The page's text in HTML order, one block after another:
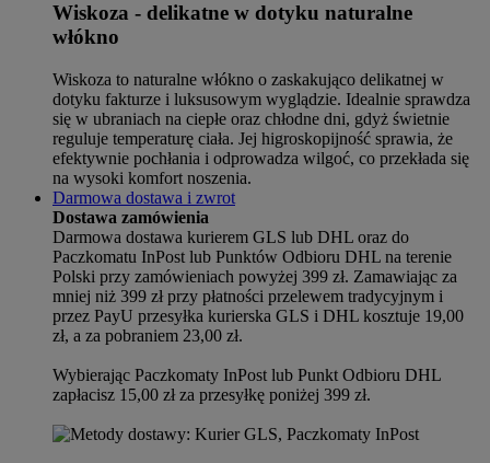
Wiskoza - delikatne w dotyku naturalne
włókno
Wiskoza to naturalne włókno o zaskakująco delikatnej w
dotyku fakturze i luksusowym wyglądzie. Idealnie sprawdza
się w ubraniach na ciepłe oraz chłodne dni, gdyż świetnie
reguluje temperaturę ciała. Jej higroskopijność sprawia, że
efektywnie pochłania i odprowadza wilgoć, co przekłada się
na wysoki komfort noszenia.
Darmowa dostawa i zwrot
Dostawa zamówienia
Darmowa dostawa kurierem GLS lub DHL oraz do
Paczkomatu InPost lub Punktów Odbioru DHL na terenie
Polski przy zamówieniach powyżej 399 zł. Zamawiając za
mniej niż 399 zł przy płatności przelewem tradycyjnym i
przez PayU przesyłka kurierska GLS i DHL kosztuje 19,00
zł, a za pobraniem 23,00 zł.
Wybierając Paczkomaty InPost lub Punkt Odbioru DHL
zapłacisz 15,00 zł za przesyłkę poniżej 399 zł.